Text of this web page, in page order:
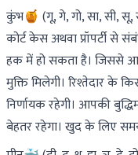
कुंभ🍯 (गू, गे, गो, सा, सी, सू,
कोर्ट केस अथवा प्रॉपर्टी
हक में हो सकता है। जिससे
मुक्ति मिलेगी। रिश्तेदार के
निर्णायक रहेगी। आपकी
बेहतर रहेगा। खुद के लिए